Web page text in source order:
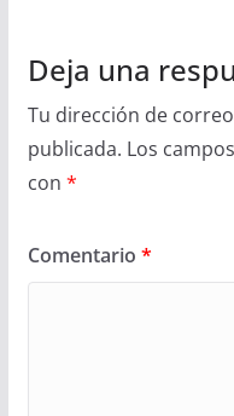
Deja una
Tu dirección de
publicada. Los
con *
Comentario *